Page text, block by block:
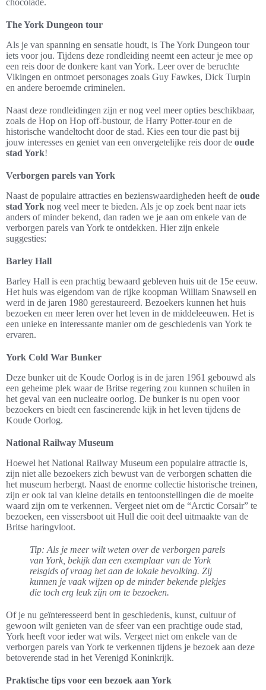
chocolade.
The York Dungeon tour
Als je van spanning en sensatie houdt, is The York Dungeon tour
iets voor jou. Tijdens deze rondleiding neemt een acteur je mee op
een reis door de donkere kant van York. Leer over de beruchte
Vikingen en ontmoet personages zoals Guy Fawkes, Dick Turpin
en andere beroemde criminelen.
Naast deze rondleidingen zijn er nog veel meer opties beschikbaar,
zoals de Hop on Hop off-bustour, de Harry Potter-tour en de
historische wandeltocht door de stad. Kies een tour die past bij
jouw interesses en geniet van een onvergetelijke reis door de oude
stad York!
Verborgen parels van York
Naast de populaire attracties en bezienswaardigheden heeft de oude
stad York nog veel meer te bieden. Als je op zoek bent naar iets
anders of minder bekend, dan raden we je aan om enkele van de
verborgen parels van York te ontdekken. Hier zijn enkele
suggesties:
Barley Hall
Barley Hall is een prachtig bewaard gebleven huis uit de 15e eeuw.
Het huis was eigendom van de rijke koopman William Snawsell en
werd in de jaren 1980 gerestaureerd. Bezoekers kunnen het huis
bezoeken en meer leren over het leven in de middeleeuwen. Het is
een unieke en interessante manier om de geschiedenis van York te
ervaren.
York Cold War Bunker
Deze bunker uit de Koude Oorlog is in de jaren 1961 gebouwd als
een geheime plek waar de Britse regering zou kunnen schuilen in
het geval van een nucleaire oorlog. De bunker is nu open voor
bezoekers en biedt een fascinerende kijk in het leven tijdens de
Koude Oorlog.
National Railway Museum
Hoewel het National Railway Museum een populaire attractie is,
zijn niet alle bezoekers zich bewust van de verborgen schatten die
het museum herbergt. Naast de enorme collectie historische treinen,
zijn er ook tal van kleine details en tentoonstellingen die de moeite
waard zijn om te verkennen. Vergeet niet om de “Arctic Corsair” te
bezoeken, een vissersboot uit Hull die ooit deel uitmaakte van de
Britse haringvloot.
Tip: Als je meer wilt weten over de verborgen parels
van York, bekijk dan een exemplaar van de York
reisgids of vraag het aan de lokale bevolking. Zij
kunnen je vaak wijzen op de minder bekende plekjes
die toch erg leuk zijn om te bezoeken.
Of je nu geïnteresseerd bent in geschiedenis, kunst, cultuur of
gewoon wilt genieten van de sfeer van een prachtige oude stad,
York heeft voor ieder wat wils. Vergeet niet om enkele van de
verborgen parels van York te verkennen tijdens je bezoek aan deze
betoverende stad in het Verenigd Koninkrijk.
Praktische tips voor een bezoek aan York